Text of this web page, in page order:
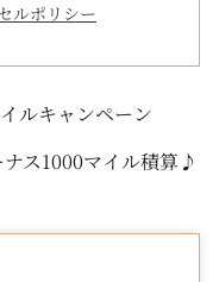
ルポリシー
ルキャンペーン
ス1000マイル積算♪
2026年8月31日(月)